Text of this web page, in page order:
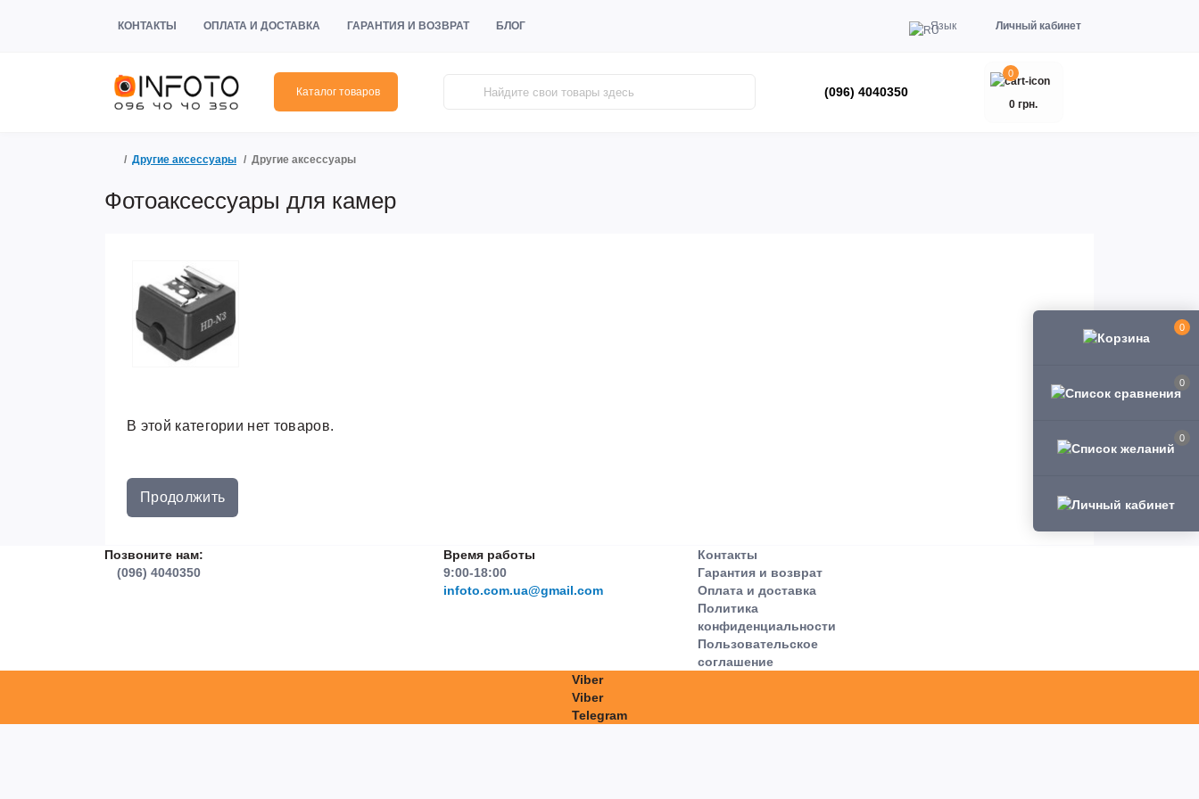
0
0
0
КОНТАКТЫ ОПЛАТА И ДОСТАВКА ГАРАНТИЯ И ВОЗВРАТ БЛОГ Язык Личный кабинет
Каталог товаров (096) 4040350
0
0 грн.
Другие аксессуары Другие аксессуары
Фотоаксессуары для камер
В этой категории нет товаров.
Продолжить
Позвоните нам:
(096) 4040350
Время работы
9:00-18:00
infoto.com.ua@gmail.com
Контакты
Гарантия и возврат
Оплата и доставка
Политика
конфиденциальности
Пользовательское
соглашение
Viber
Viber
Telegram